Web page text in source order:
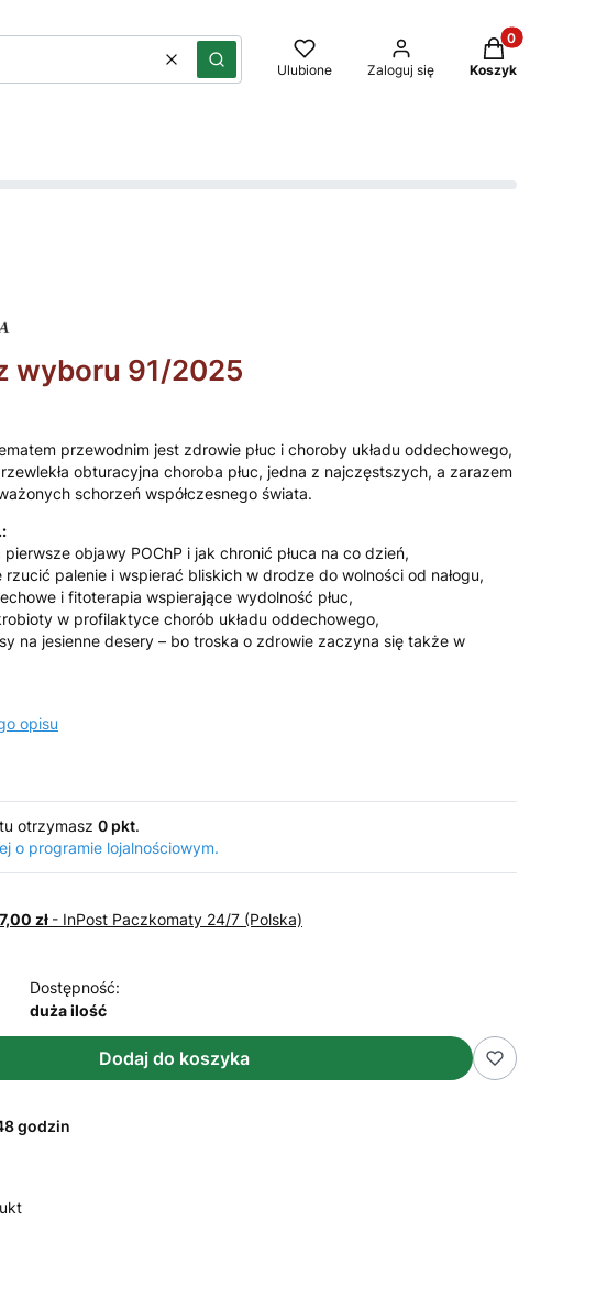
WyczyśćSzukaj Ulubione Zaloguj się
Produkty w
Koszyk
wyboru 91/2025
przewodnim jest zdrowie płuc i choroby układu oddechowego,
obturacyjna choroba płuc, jedna z najczęstszych, a zarazem
schorzeń współczesnego świata.
objawy POChP i jak chronić płuca na co dzień,
palenie i wspierać bliskich w drodze do wolności od nałogu,
i fitoterapia wspierające wydolność płuc,
w profilaktyce chorób układu oddechowego,
na jesienne desery – bo troska o zdrowie zaczyna się także w
opisu
otrzymasz 0 pkt.
o programie lojalnościowym.
zł - InPost Paczkomaty 24/7 (Polska)
Dostępność:
duża ilość
Dodaj do koszyka
godzin